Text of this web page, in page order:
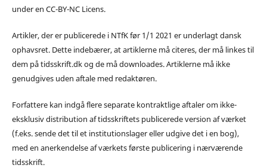
under en CC-BY-NC Licens.
Artikler, der er publicerede i NTfK før 1/1 2021 er underlagt dansk
ophavsret. Dette indebærer, at artiklerne må citeres, der må linkes til
dem på tidsskrift.dk og de må downloades. Artiklerne må ikke
genudgives uden aftale med redaktøren.
Forfattere kan indgå flere separate kontraktlige aftaler om ikke-
eksklusiv distribution af tidsskriftets publicerede version af værket
(f.eks. sende det til et institutionslager eller udgive det i en bog),
med en anerkendelse af værkets første publicering i nærværende
tidsskrift.